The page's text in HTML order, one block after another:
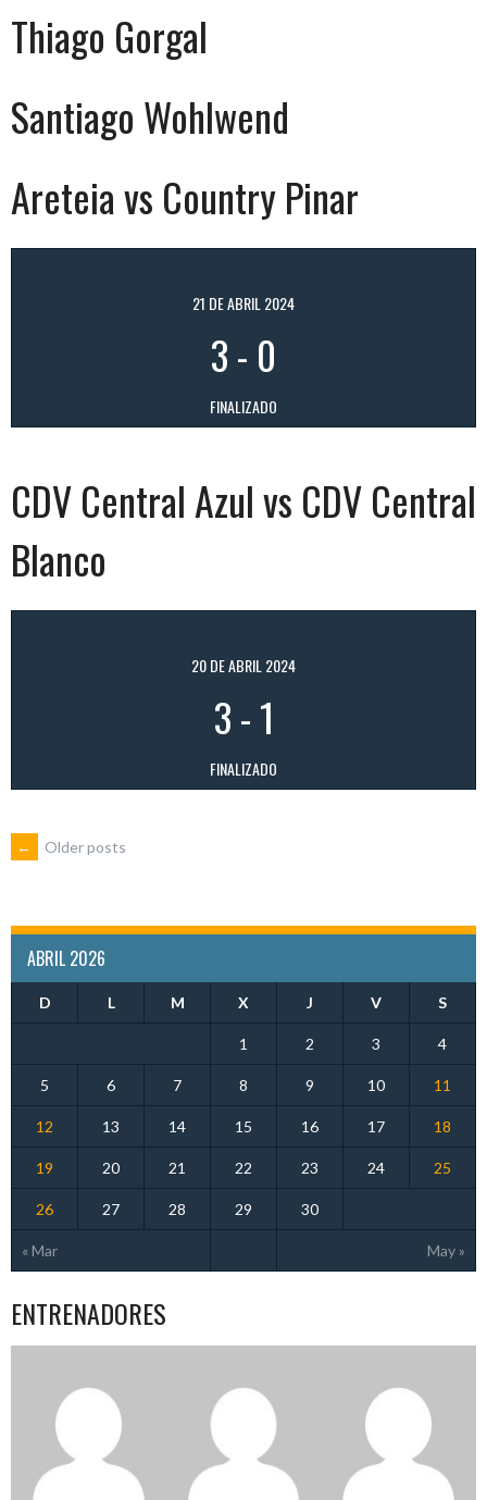
Thiago Gorgal
Santiago Wohlwend
Areteia vs Country Pinar
21 DE ABRIL 2024
3- 0
FINALIZADO
CDV Central Azul vs CDV Central
Blanco
20 DE ABRIL 2024
3-1
FINALIZADO
POSTS
NAVIGATION
← Older posts
ABRIL 2026
D L M X J V S
« Mar May »
1 2 3 4
5 6 7 8 9 10 11
12 13 14 15 16 17 18
19 20 21 22 23 24 25
26 27 28 29 30
ENTRENADORES